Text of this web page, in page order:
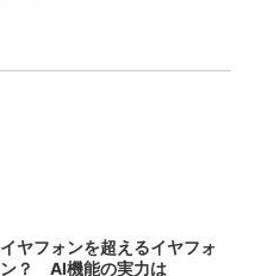
イヤフォンを超えるイヤフォ
ン？ AI機能の実力は